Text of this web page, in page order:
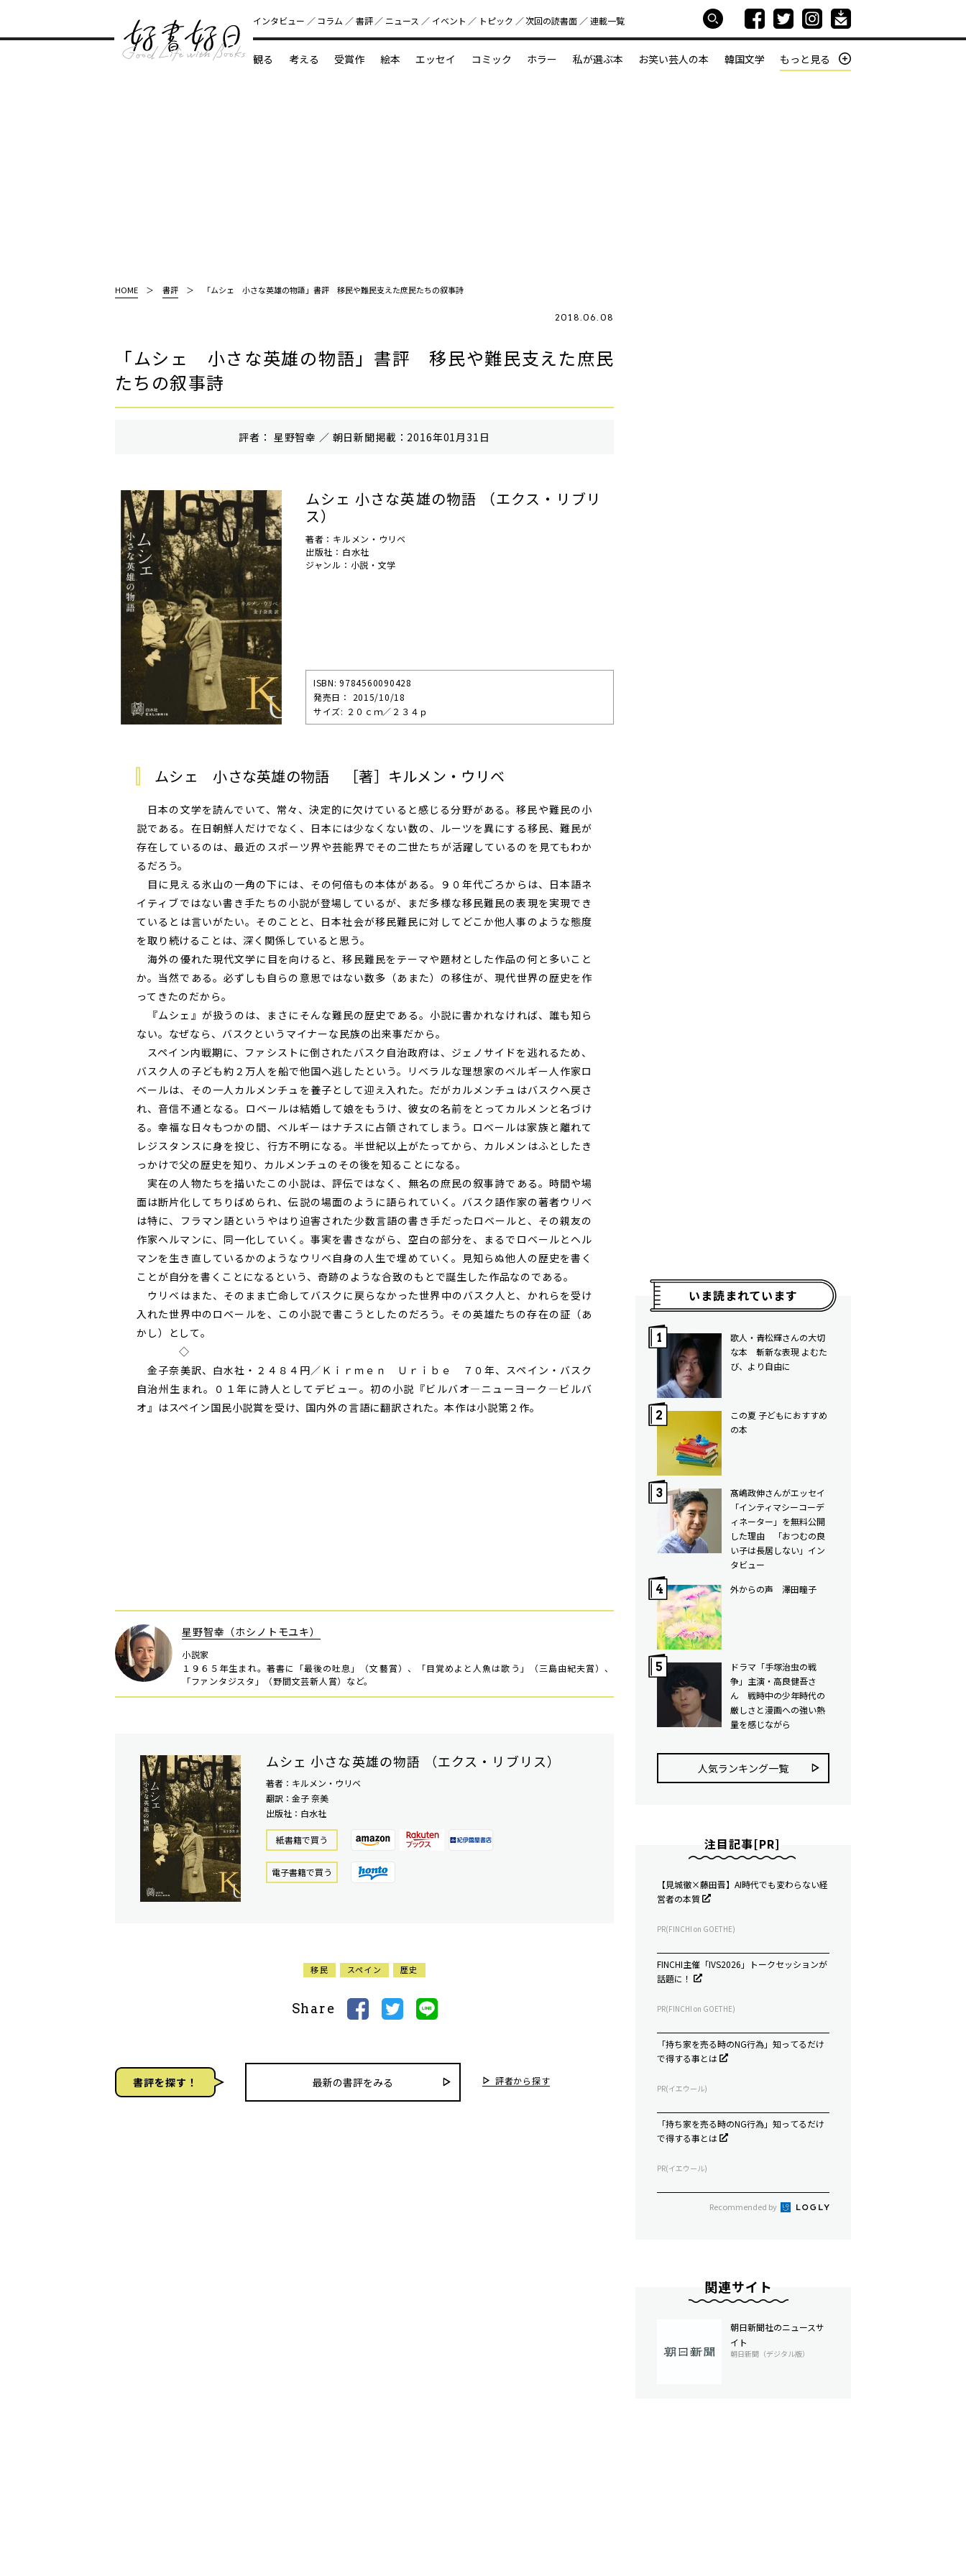
好書好日
インタビュー コラム 書評 ニュース イベント トピック 次回の読書⾯ 連載一覧
観る 考える 受賞作 絵本 エッセイ コミック ホラー 私が選ぶ本 お笑い芸人の本 韓国文学 もっと見る
HOME 書評 「ムシェ 小さな英雄の物語」書評 移民や難民支えた庶民たちの叙事詩
2018.06.08
「ムシェ 小さな英雄の物語」書評 移民や難民支えた庶民
たちの叙事詩
評者： 星野智幸 ／ 朝⽇新聞掲載：2016年01月31日
ムシェ 小さな英雄の物語 （エクス・リブリ
ス）
著者：キルメン・ウリベ
出版社：白水社
ジャンル：小説・文学
ISBN: 9784560090428
発売⽇： 2015/10/18
サイズ: ２０ｃｍ／２３４ｐ
ムシェ 小さな英雄の物語 ［著］キルメン・ウリベ
日本の文学を読んでいて、常々、決定的に欠けていると感じる分野がある。移民や難民の小
説である。在日朝鮮人だけでなく、日本には少なくない数の、ルーツを異にする移民、難民が
存在しているのは、最近のスポーツ界や芸能界でその二世たちが活躍しているのを見てもわか
るだろう。
目に見える氷山の一角の下には、その何倍もの本体がある。９０年代ごろからは、日本語ネ
イティブではない書き手たちの小説が登場しているが、まだ多様な移民難民の表現を実現でき
ているとは言いがたい。そのことと、日本社会が移民難民に対してどこか他人事のような態度
を取り続けることは、深く関係していると思う。
海外の優れた現代文学に目を向けると、移民難民をテーマや題材とした作品の何と多いこと
か。当然である。必ずしも自らの意思ではない数多（あまた）の移住が、現代世界の歴史を作
ってきたのだから。
『ムシェ』が扱うのは、まさにそんな難民の歴史である。小説に書かれなければ、誰も知ら
ない。なぜなら、バスクというマイナーな民族の出来事だから。
スペイン内戦期に、ファシストに倒されたバスク自治政府は、ジェノサイドを逃れるため、
バスク人の子ども約２万人を船で他国へ逃したという。リベラルな理想家のベルギー人作家ロ
ベールは、その一人カルメンチュを養子として迎え入れた。だがカルメンチュはバスクへ戻さ
れ、音信不通となる。ロベールは結婚して娘をもうけ、彼女の名前をとってカルメンと名づけ
る。幸福な日々もつかの間、ベルギーはナチスに占領されてしまう。ロベールは家族と離れて
レジスタンスに身を投じ、行方不明になる。半世紀以上がたってから、カルメンはふとしたき
っかけで父の歴史を知り、カルメンチュのその後を知ることになる。
実在の人物たちを描いたこの小説は、評伝ではなく、無名の庶民の叙事詩である。時間や場
面は断片化してちりばめられ、伝説の場面のように語られていく。バスク語作家の著者ウリベ
は特に、フラマン語というやはり迫害された少数言語の書き手だったロベールと、その親友の
作家ヘルマンに、同一化していく。事実を書きながら、空白の部分を、まるでロベールとヘル
マンを生き直しているかのようなウリベ自身の人生で埋めていく。見知らぬ他人の歴史を書く
ことが自分を書くことになるという、奇跡のような合致のもとで誕生した作品なのである。
ウリベはまた、そのまま亡命してバスクに戻らなかった世界中のバスク人と、かれらを受け
入れた世界中のロベールを、この小説で書こうとしたのだろう。その英雄たちの存在の証（あ
かし）として。
◇
金子奈美訳、白水社・２４８４円／Ｋｉｒｍｅｎ Ｕｒｉｂｅ ７０年、スペイン・バスク
自治州生まれ。０１年に詩人としてデビュー。初の小説『ビルバオ—ニューヨーク—ビルバ
オ』はスペイン国民小説賞を受け、国内外の言語に翻訳された。本作は小説第２作。
星野智幸（ホシノトモユキ）
小説家
１９６５年生まれ。著書に「最後の吐息」（文藝賞）、「目覚めよと人魚は歌う」（三島由紀夫賞）、
「ファンタジスタ」（野間文芸新人賞）など。
ムシェ 小さな英雄の物語 （エクス・リブリス）
著者：キルメン・ウリベ
翻訳：金子 奈美
出版社：白水社
紙書籍で買う
電⼦書籍で買う
移民 スペイン 歴史
Share
書評を探す！ 最新の書評をみる 評者から探す
いま読まれています
歌人・青松輝さんの大切
な本 斬新な表現 よむた
び、より自由に
この夏 子どもにおすすめ
の本
髙嶋政伸さんがエッセイ
「インティマシーコーデ
ィネーター」を無料公開
した理由 「おつむの良
い子は長居しない」イン
タビュー
外からの声 澤田瞳子
ドラマ「手塚治虫の戦
争」主演・高良健吾さ
ん 戦時中の少年時代の
厳しさと漫画への強い熱
量を感じながら
人気ランキング⼀覧
注目記事[PR]
【見城徹×藤田晋】AI時代でも変わらない経
営者の本質
PR(FINCHI on GOETHE)
FINCHI主催「IVS2026」トークセッションが
話題に！
PR(FINCHI on GOETHE)
「持ち家を売る時のNG行為」知ってるだけ
で得する事とは
PR(イエウール)
「持ち家を売る時のNG行為」知ってるだけ
で得する事とは
PR(イエウール)
Recommended by
関連サイト
朝日新聞社のニュースサ
イト
朝日新聞（デジタル版）